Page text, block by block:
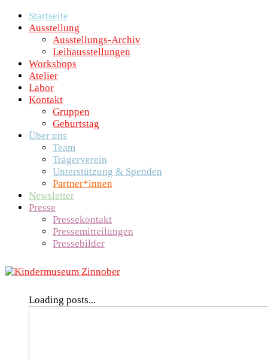
Startseite
Ausstellung
Ausstellungs-Archiv
Leihausstellungen
Workshops
Atelier
Labor
Kontakt
Gruppen
Geburtstag
Über uns
Team
Trägerverein
Unterstützung & Spenden
Partner*innen
Newsletter
Presse
Pressekontakt
Pressemitteilungen
Pressebilder
Loading posts...